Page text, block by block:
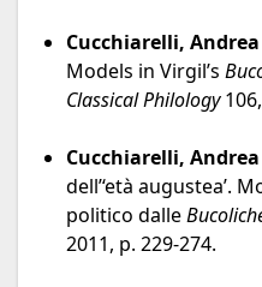
Cucchiarelli, Andrea
Models in Virgil’s
Classical Philology
Cucchiarelli, Andrea
dell’‘età augustea’.
politico dalle
2011, p. 229-274.